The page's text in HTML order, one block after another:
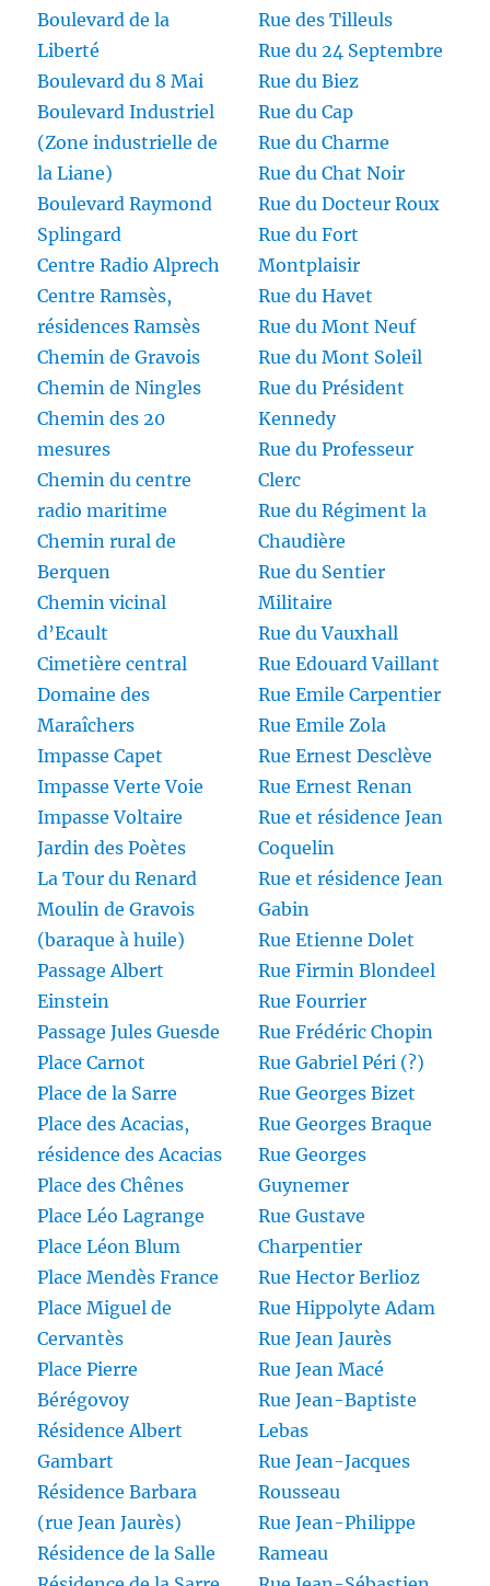
Boulevard de la
Liberté
Boulevard du 8 Mai
Boulevard Industriel
(Zone industrielle de
la Liane)
Boulevard Raymond
Splingard
Centre Radio Alprech
Centre Ramsès,
résidences Ramsès
Chemin de Gravois
Chemin de Ningles
Chemin des 20
mesures
Chemin du centre
radio maritime
Chemin rural de
Berquen
Chemin vicinal
d’Ecault
Cimetière central
Domaine des
Maraîchers
Impasse Capet
Impasse Verte Voie
Impasse Voltaire
Jardin des Poètes
La Tour du Renard
Moulin de Gravois
(baraque à huile)
Passage Albert
Einstein
Passage Jules Guesde
Place Carnot
Place de la Sarre
Place des Acacias,
résidence des Acacias
Place des Chênes
Place Léo Lagrange
Place Léon Blum
Place Mendès France
Place Miguel de
Cervantès
Place Pierre
Bérégovoy
Résidence Albert
Gambart
Résidence Barbara
(rue Jean Jaurès)
Résidence de la Salle
Rue des Tilleuls
Rue du 24 Septembre
Rue du Biez
Rue du Cap
Rue du Charme
Rue du Chat Noir
Rue du Docteur Roux
Rue du Fort
Montplaisir
Rue du Havet
Rue du Mont Neuf
Rue du Mont Soleil
Rue du Président
Kennedy
Rue du Professeur
Clerc
Rue du Régiment la
Chaudière
Rue du Sentier
Militaire
Rue du Vauxhall
Rue Edouard Vaillant
Rue Emile Carpentier
Rue Emile Zola
Rue Ernest Desclève
Rue Ernest Renan
Rue et résidence Jean
Coquelin
Rue et résidence Jean
Gabin
Rue Etienne Dolet
Rue Firmin Blondeel
Rue Fourrier
Rue Frédéric Chopin
Rue Gabriel Péri (?)
Rue Georges Bizet
Rue Georges Braque
Rue Georges
Guynemer
Rue Gustave
Charpentier
Rue Hector Berlioz
Rue Hippolyte Adam
Rue Jean Jaurès
Rue Jean Macé
Rue Jean-Baptiste
Lebas
Rue Jean-Jacques
Rousseau
Rue Jean-Philippe
Rameau